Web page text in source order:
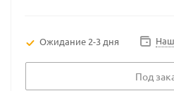
Ожидание 2-3 дня
Под